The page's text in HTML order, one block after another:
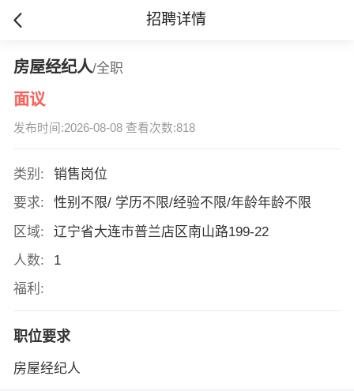
招聘详情
房屋经纪人/全职
面议
发布时间:2026-08-08 查看次数:818
类别:
销售岗位
要求:
性别不限/ 学历不限/经验不限/年龄年龄不限
区域:
辽宁省大连市普兰店区南山路199-22
人数:
1
福利:
职位要求
房屋经纪人